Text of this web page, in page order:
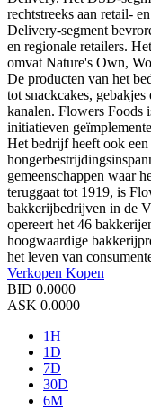
rechtstreeks aan retail-
Delivery-segment
en regionale retailers.
omvat Nature's Own,
De producten van het
tot snackcakes,
kanalen. Flowers Foods
initiatieven
Het bedrijf heeft ook
gemeenschappen waar
teruggaat tot 1919, is
bakkerijbedrijven in de
opereert het 46
hoogwaardige
het leven van
Verkopen Kopen
BID 0.0000
ASK 0.0000
1H
1D
7D
30D
6M